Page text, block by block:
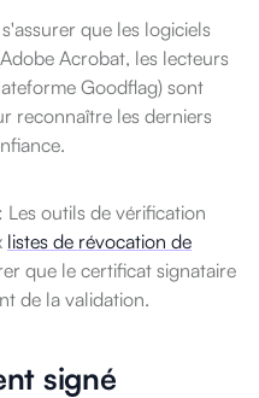
que les logiciels
Acrobat, les lecteurs
Goodflag) sont
reconnaître les derniers
outils de vérification
listes de révocation de
que le certificat signataire
de la validation.
signé